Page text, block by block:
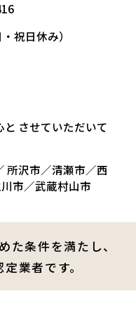
祝日休み）
させていただいて
所沢市／清瀬市／西
市／武蔵村山市
た条件を満たし、
業者です。